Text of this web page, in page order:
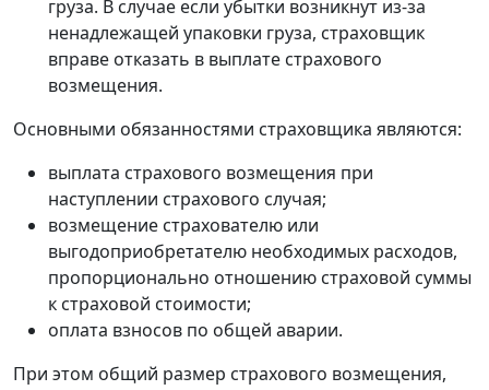
груза. В случае если убытки возникнут из-за
ненадлежащей упаковки груза, страховщик
вправе отказать в выплате страхового
возмещения.
Основными обязанностями страховщика являются:
выплата страхового возмещения при
наступлении страхового случая;
возмещение страхователю или
выгодоприобретателю необходимых расходов,
пропорционально отношению страховой суммы
к страховой стоимости;
оплата взносов по общей аварии.
При этом общий размер страхового возмещения,